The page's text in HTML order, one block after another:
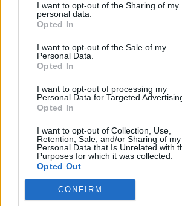
I want to opt-out of the Sharing of my
personal data.
Opted In
I want to opt-out of the Sale of my
Personal Data.
Opted In
I want to opt-out of processing my
Personal Data for Targeted
Opted In
I want to opt-out of Collection, Use,
Retention, Sale, and/or Sharing of my
Personal Data that Is Unrelated with
Purposes for which it was collected.
Opted Out
CONFIRM
Oxygesic
30.12.2010 | Frau | 51
Oxycodon
Rückenschmerzen
Wirksamkeit
Ich nehme dieses Medikament seit 3
gut gegen meine Schmerzen. Wenn ich
stoppen bin ich ein „Wrack“. Ich will
ohne. Als Nebenwirkungen habe ich vor